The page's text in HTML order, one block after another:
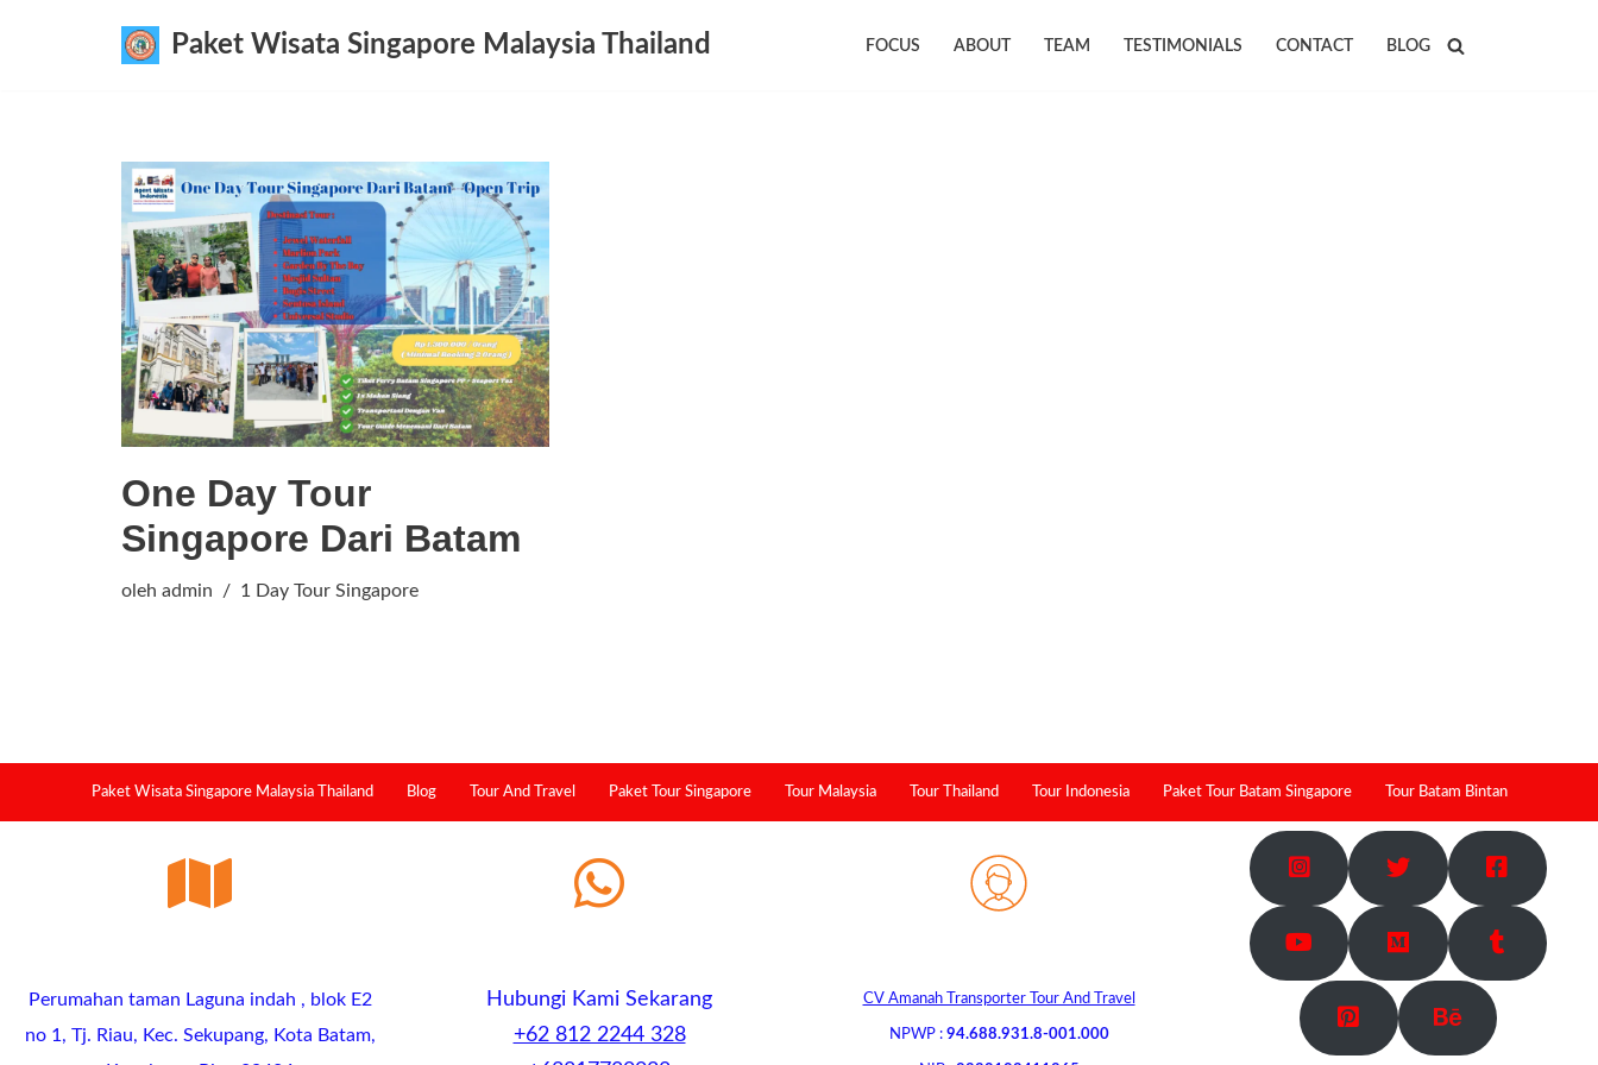
Paket Wisata Singapore Malaysia Thailand FOCUS ABOUT TEAM TESTIMONIALS CONTACT BLOG
One Day Tour
Singapore Dari Batam
oleh admin 1 Day Tour Singapore
Paket Wisata Singapore Malaysia Thailand Blog Tour And Travel Paket Tour Singapore Tour Malaysia Tour Thailand Tour Indonesia Paket Tour Batam Singapore Tour Batam Bintan
Perumahan taman Laguna indah , blok E2
no 1, Tj. Riau, Kec. Sekupang, Kota Batam,
Hubungi Kami Sekarang
+62 812 2244 328
CV Amanah Transporter Tour And Travel
NPWP : 94.688.931.8-001.000